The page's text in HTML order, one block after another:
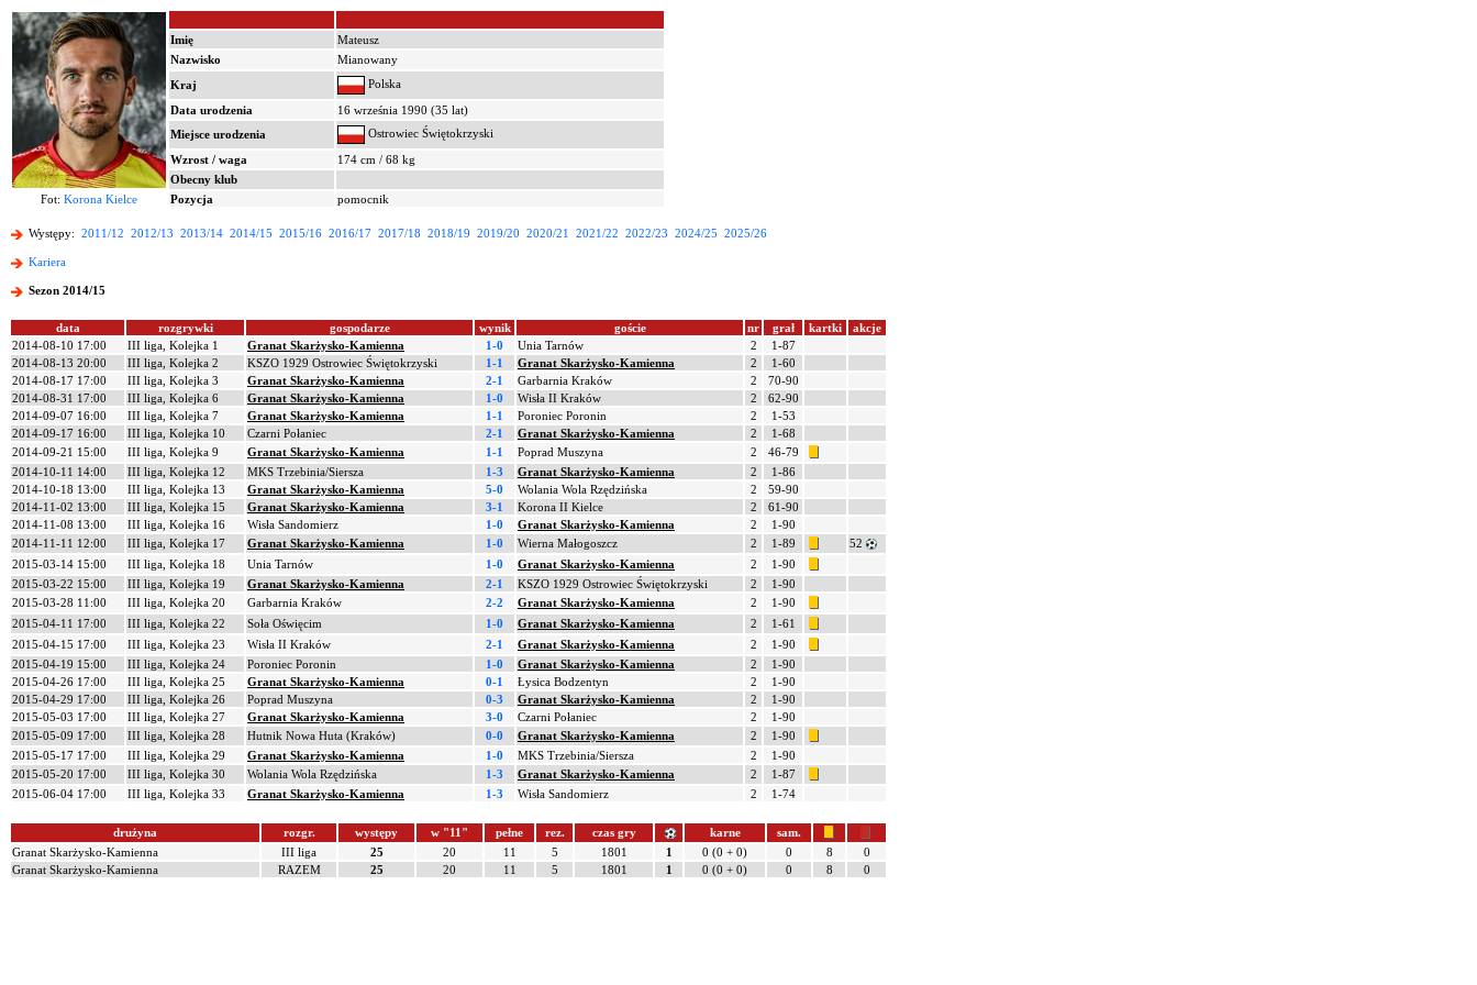
Imię
Mateusz
Nazwisko
Mianowany
Kraj
Polska
Data urodzenia
16 września 1990 (35 lat)
Miejsce urodzenia
Ostrowiec Świętokrzyski
Wzrost / waga
174 cm / 68 kg
Obecny klub
Fot: Korona Kielce Pozycja pomocnik
Występy: 2011/12 2012/13 2013/14 2014/15 2015/16 2016/17 2017/18 2018/19 2019/20 2020/21 2021/22 2022/23 2024/25 2025/26
Kariera
Sezon 2014/15
data rozgrywki gospodarze wynik goście nr grał kartki
akcje
2014-08-10 17:00
III liga, Kolejka 1 Granat Skarżysko-Kamienna 1-0 Unia Tarnów 2
1-87
2014-08-13 20:00
III liga, Kolejka 2 KSZO 1929 Ostrowiec Świętokrzyski 1-1 Granat Skarżysko-Kamienna 2
1-60
2014-08-17 17:00
III liga, Kolejka 3 Granat Skarżysko-Kamienna 2-1 Garbarnia Kraków 2
70-90
2014-08-31 17:00
III liga, Kolejka 6 Granat Skarżysko-Kamienna 1-0 Wisła II Kraków 2
62-90
2014-09-07 16:00
III liga, Kolejka 7 Granat Skarżysko-Kamienna 1-1 Poroniec Poronin 2
1-53
2014-09-17 16:00
III liga, Kolejka 10 Czarni Połaniec 2-1 Granat Skarżysko-Kamienna 2
1-68
2014-09-21 15:00
III liga, Kolejka 9 Granat Skarżysko-Kamienna 1-1 Poprad Muszyna 2
46-79
2014-10-11 14:00
III liga, Kolejka 12 MKS Trzebinia/Siersza 1-3 Granat Skarżysko-Kamienna 2
1-86
2014-10-18 13:00
III liga, Kolejka 13 Granat Skarżysko-Kamienna 5-0 Wolania Wola Rzędzińska 2
59-90
2014-11-02 13:00
III liga, Kolejka 15 Granat Skarżysko-Kamienna 3-1 Korona II Kielce 2
61-90
2014-11-08 13:00
III liga, Kolejka 16 Wisła Sandomierz 1-0 Granat Skarżysko-Kamienna 2
1-90
2014-11-11 12:00
III liga, Kolejka 17 Granat Skarżysko-Kamienna 1-0 Wierna Małogoszcz 2 1-89
52
2015-03-14 15:00
III liga, Kolejka 18 Unia Tarnów 1-0 Granat Skarżysko-Kamienna 2
1-90
2015-03-22 15:00
III liga, Kolejka 19 Granat Skarżysko-Kamienna 2-1 KSZO 1929 Ostrowiec Świętokrzyski 2
1-90
2015-03-28 11:00
III liga, Kolejka 20 Garbarnia Kraków 2-2 Granat Skarżysko-Kamienna 2
1-90
2015-04-11 17:00
III liga, Kolejka 22 Soła Oświęcim 1-0 Granat Skarżysko-Kamienna 2
1-61
2015-04-15 17:00
III liga, Kolejka 23 Wisła II Kraków 2-1 Granat Skarżysko-Kamienna 2
1-90
2015-04-19 15:00
III liga, Kolejka 24 Poroniec Poronin 1-0 Granat Skarżysko-Kamienna 2
1-90
2015-04-26 17:00
III liga, Kolejka 25 Granat Skarżysko-Kamienna 0-1 Łysica Bodzentyn 2
1-90
2015-04-29 17:00
III liga, Kolejka 26 Poprad Muszyna 0-3 Granat Skarżysko-Kamienna 2
1-90
2015-05-03 17:00
III liga, Kolejka 27 Granat Skarżysko-Kamienna 3-0 Czarni Połaniec 2
1-90
2015-05-09 17:00
III liga, Kolejka 28 Hutnik Nowa Huta (Kraków) 0-0 Granat Skarżysko-Kamienna 2
1-90
2015-05-17 17:00
III liga, Kolejka 29 Granat Skarżysko-Kamienna 1-0 MKS Trzebinia/Siersza 2
1-90
2015-05-20 17:00
III liga, Kolejka 30 Wolania Wola Rzędzińska 1-3 Granat Skarżysko-Kamienna 2
1-87
2015-06-04 17:00
III liga, Kolejka 33 Granat Skarżysko-Kamienna 1-3 Wisła Sandomierz 2 1-74
drużyna rozgr. występy w "11" pełne rez. czas gry karne
sam.
Granat Skarżysko-Kamienna
III liga 25 20 11 5 1801 1 0 (0 + 0) 0 8
0
Granat Skarżysko-Kamienna
RAZEM 25 20 11 5 1801 1 0 (0 + 0) 0 8 0